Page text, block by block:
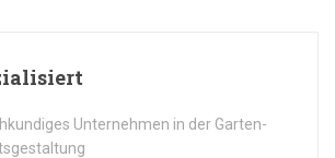
Unternehmen in der Garten-